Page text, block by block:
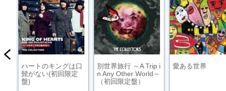
ハートのキングは口
髭がない(初回限定
盤)
別世界旅行 ～A Trip i
n Any Other World～
（初回限定盤）
愛ある世界